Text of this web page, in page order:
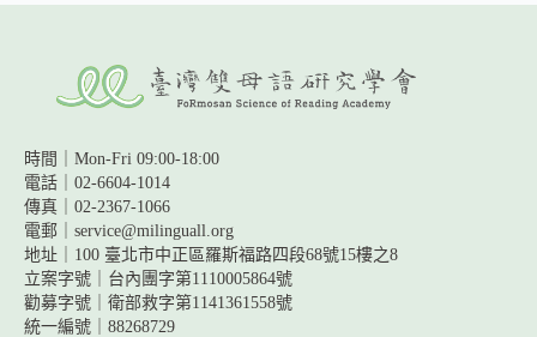
時間｜Mon-Fri 09:00-18:00
電話｜02-6604-1014
傳真｜02-2367-1066
電郵｜service@milinguall.org
地址｜100 臺北市中正區羅斯福路四段68號15樓之8
立案字號｜台內團字第1110005864號
勸募字號｜ 衛部救字第1141361558號
統一編號｜88268729